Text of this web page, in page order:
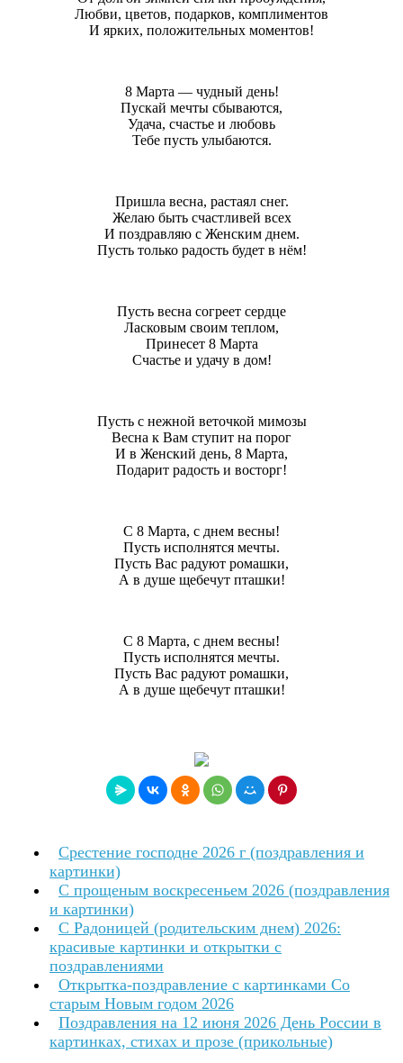
Любви, цветов, подарков, комплиментов
И ярких, положительных моментов!
8 Марта — чудный день!
Пускай мечты сбываются,
Удача, счастье и любовь
Тебе пусть улыбаются.
Пришла весна, растаял снег.
Желаю быть счастливей всех
И поздравляю с Женским днем.
Пусть только радость будет в нём!
Пусть весна согреет сердце
Ласковым своим теплом,
Принесет 8 Марта
Счастье и удачу в дом!
Пусть с нежной веточкой мимозы
Весна к Вам ступит на порог
И в Женский день, 8 Марта,
Подарит радость и восторг!
С 8 Марта, с днем весны!
Пусть исполнятся мечты.
Пусть Вас радуют ромашки,
А в душе щебечут пташки!
С 8 Марта, с днем весны!
Пусть исполнятся мечты.
Пусть Вас радуют ромашки,
А в душе щебечут пташки!
Срестение господне 2026 г (поздравления и
картинки)
С прощеным воскресеньем 2026 (поздравления
и картинки)
С Радоницей (родительским днем) 2026:
красивые картинки и открытки с
поздравлениями
Открытка-поздравление с картинками Со
старым Новым годом 2026
Поздравления на 12 июня 2026 День России в
картинках, стихах и прозе (прикольные)